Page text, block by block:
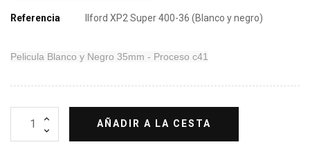
Referencia Ilford XP2 Super 400-36 (Blanco y negro)
Pelicula Blanco y Negro 35mm - Proceso c41
AÑADIR A LA CESTA